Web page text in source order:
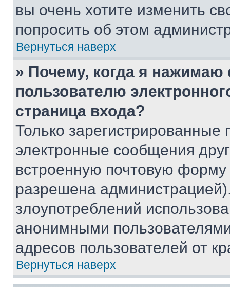
вы очень хотите изменить
попросить об этом
Вернуться наверх
» Почему, когда я нажимаю
пользователю
страница входа?
Только зарегистрированные
электронные сообщения
встроенную почтовую
разрешена
злоупотреблений
анонимными
адресов пользователей от
Вернуться наверх